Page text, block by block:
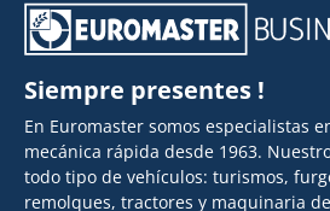
Siempre presentes !
En Euromaster somos especialistas
mecánica rápida desde 1963.
todo tipo de vehículos: turismos,
remolques, tractores y maquinaria